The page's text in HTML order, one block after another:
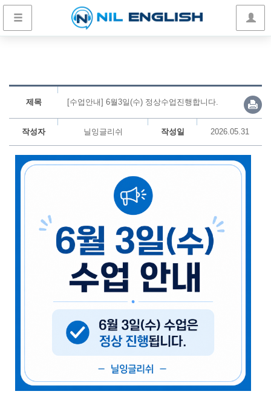
제목 [수업안내] 6월3일(수) 정상수업진행합니다.
작성자 닐잉글리쉬 작성일 2026.05.31